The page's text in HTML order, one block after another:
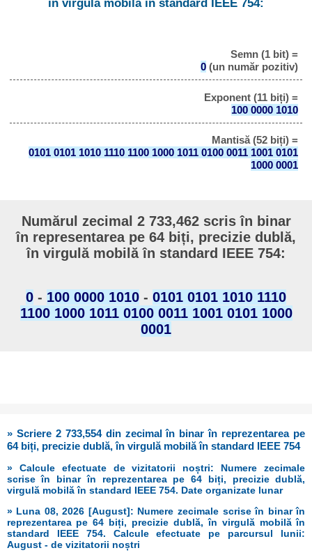
în virgulă mobilă în standard IEEE 754:
Semn (1 bit) =
0(un număr pozitiv)
Exponent (11 biți) =
100 0000 1010
Mantisă (52 biți) =
0101 0101 1010 1110 1100 1000 1011 0100 0011 1001 0101
1000 0001
Numărul zecimal 2 733,462 scris în binar
în representarea pe 64 biți, precizie dublă,
în virgulă mobilă în standard IEEE 754:
0 - 100 0000 1010 - 0101 0101 1010 1110
1100 1000 1011 0100 0011 1001 0101 1000
0001
» Scriere 2 733,554 din zecimal în binar în reprezentarea pe
64 biți, precizie dublă, în virgulă mobilă în standard IEEE 754
» Calcule efectuate de vizitatorii noștri: Numere zecimale
scrise în binar în reprezentarea pe 64 biți, precizie dublă,
virgulă mobilă în standard IEEE 754. Date organizate lunar
» Luna 08, 2026 [August]: Numere zecimale scrise în binar în
reprezentarea pe 64 biți, precizie dublă, în virgulă mobilă în
standard IEEE 754. Calcule efectuate pe parcursul lunii:
August - de vizitatorii noștri